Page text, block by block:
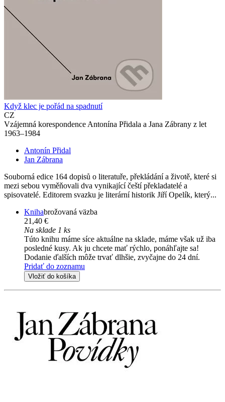
Když klec je pořád na spadnutí
CZ
Vzájemná korespondence Antonína Přidala a Jana Zábrany z let
1963–1984
Antonín Přidal
Jan Zábrana
Souborná edice 164 dopisů o literatuře, překládání a životě, které si
mezi sebou vyměňovali dva vynikající čeští překladatelé a
spisovatelé. Editorem svazku je literární historik Jiří Opelík, který...
Knihabrožovaná väzba
21,40 €
Na sklade 1 ks
Túto knihu máme síce aktuálne na sklade, máme však už iba
posledné kusy. Ak ju chcete mať rýchlo, ponáhľajte sa!
Dodanie ďalších môže trvať dlhšie, zvyčajne do 24 dní.
Pridať do zoznamu
Vložiť do košíka